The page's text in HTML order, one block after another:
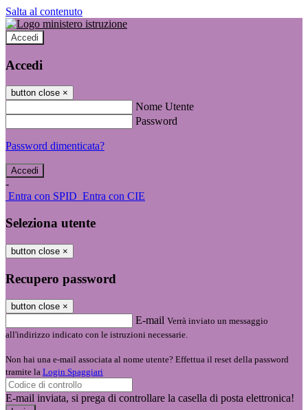
Salta al contenuto
Accedi
Accedi
button close ×
Nome Utente
Password
Password dimenticata?
-
Entra con SPID Entra con CIE
Seleziona utente
button close ×
Recupero password
button close ×
E-mail Verrà inviato un messaggio
all'indirizzo indicato con le istruzioni necessarie.
Non hai una e-mail associata al nome utente? Effettua il reset della password
tramite la Login Spaggiari
E-mail inviata, si prega di controllare la casella di posta elettronica!